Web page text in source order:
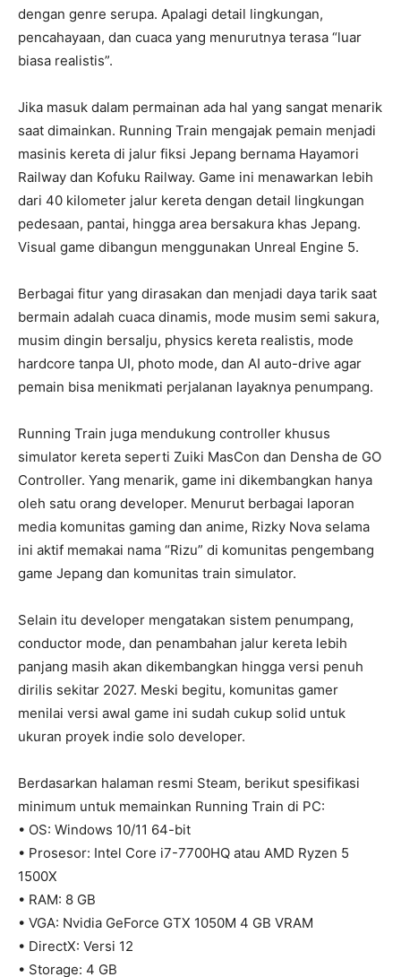
dengan genre serupa. Apalagi detail lingkungan,
pencahayaan, dan cuaca yang menurutnya terasa “luar
biasa realistis”.
Jika masuk dalam permainan ada hal yang sangat menarik
saat dimainkan. Running Train mengajak pemain menjadi
masinis kereta di jalur fiksi Jepang bernama Hayamori
Railway dan Kofuku Railway. Game ini menawarkan lebih
dari 40 kilometer jalur kereta dengan detail lingkungan
pedesaan, pantai, hingga area bersakura khas Jepang.
Visual game dibangun menggunakan Unreal Engine 5.
Berbagai fitur yang dirasakan dan menjadi daya tarik saat
bermain adalah cuaca dinamis, mode musim semi sakura,
musim dingin bersalju, physics kereta realistis, mode
hardcore tanpa UI, photo mode, dan AI auto-drive agar
pemain bisa menikmati perjalanan layaknya penumpang.
Running Train juga mendukung controller khusus
simulator kereta seperti Zuiki MasCon dan Densha de GO
Controller. Yang menarik, game ini dikembangkan hanya
oleh satu orang developer. Menurut berbagai laporan
media komunitas gaming dan anime, Rizky Nova selama
ini aktif memakai nama “Rizu” di komunitas pengembang
game Jepang dan komunitas train simulator.
Selain itu developer mengatakan sistem penumpang,
conductor mode, dan penambahan jalur kereta lebih
panjang masih akan dikembangkan hingga versi penuh
dirilis sekitar 2027. Meski begitu, komunitas gamer
menilai versi awal game ini sudah cukup solid untuk
ukuran proyek indie solo developer.
Berdasarkan halaman resmi Steam, berikut spesifikasi
minimum untuk memainkan Running Train di PC:
• OS: Windows 10/11 64-bit
• Prosesor: Intel Core i7-7700HQ atau AMD Ryzen 5
1500X
• RAM: 8 GB
• VGA: Nvidia GeForce GTX 1050M 4 GB VRAM
• DirectX: Versi 12
• Storage: 4 GB